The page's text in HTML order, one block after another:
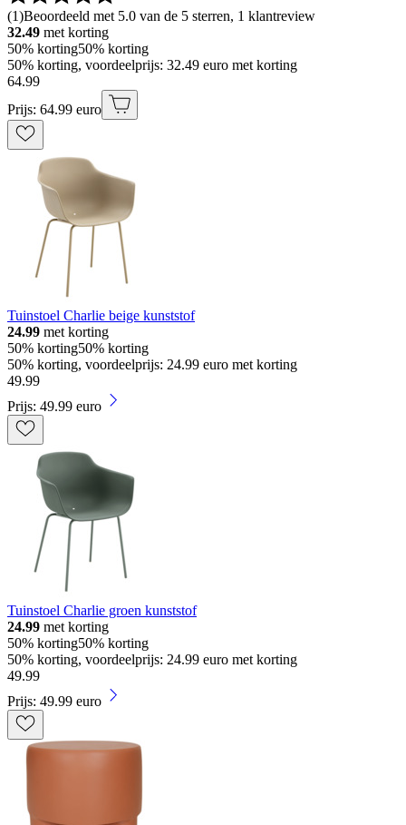
(1)Beoordeeld met 5.0 van de 5 sterren, 1 klantreview
32.49 met korting
50% korting50% korting
50% korting, voordeelprijs: 32.49 euro met korting
64.99
Prijs: 64.99 euro
Tuinstoel Charlie beige kunststof
24.99 met korting
50% korting50% korting
50% korting, voordeelprijs: 24.99 euro met korting
49.99
Prijs: 49.99 euro
Tuinstoel Charlie groen kunststof
24.99 met korting
50% korting50% korting
50% korting, voordeelprijs: 24.99 euro met korting
49.99
Prijs: 49.99 euro